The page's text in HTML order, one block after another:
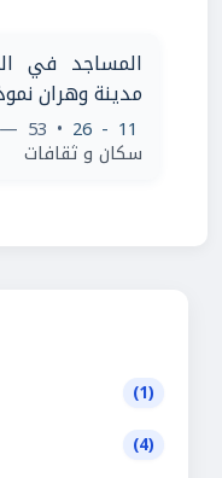
المساجد في
مدينة وهران
11 - 26
• 53 — 15 — 30/09/2011
سكان و ثقافات
(1)
(4)